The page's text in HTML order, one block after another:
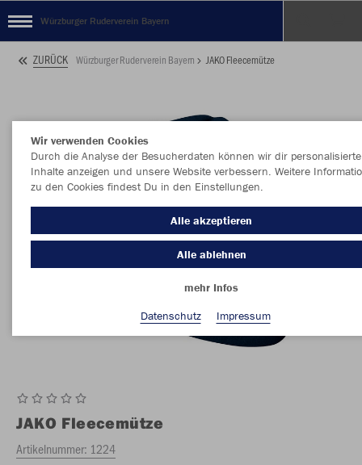
Würzburger Ruderverein Bayern
ZURÜCK Würzburger Ruderverein Bayern JAKO Fleecemütze
JAKO Fleecemütze
Artikelnummer: 1224
Wir verwenden Cookies
Durch die Analyse der Besucherdaten können wir dir personalisierte
Inhalte anzeigen und unsere Website verbessern. Weitere
zu den Cookies findest Du in den Einstellungen.
Alle akzeptieren
Alle ablehnen
mehr Infos
Datenschutz
Impressum